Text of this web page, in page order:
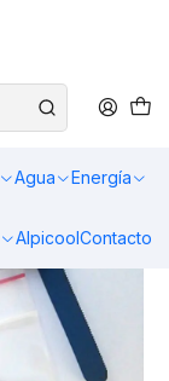
Agua Energía
AlpicoolContacto